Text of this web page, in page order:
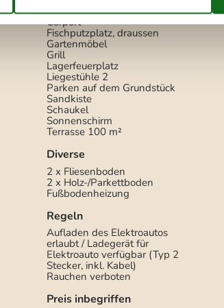
Carport
Fischputzplatz, draussen
Gartenmöbel
Grill
Lagerfeuerplatz
Liegestühle 2
Parken auf dem Grundstück
Sandkiste
Schaukel
Sonnenschirm
Terrasse 100 m²
Diverse
2 x Fliesenboden
2 x Holz-/Parkettboden
Fußbodenheizung
Regeln
Aufladen des Elektroautos
erlaubt / Ladegerät für
Elektroauto verfügbar (Typ 2
Stecker, inkl. Kabel)
Rauchen verboten
Preis inbegriffen